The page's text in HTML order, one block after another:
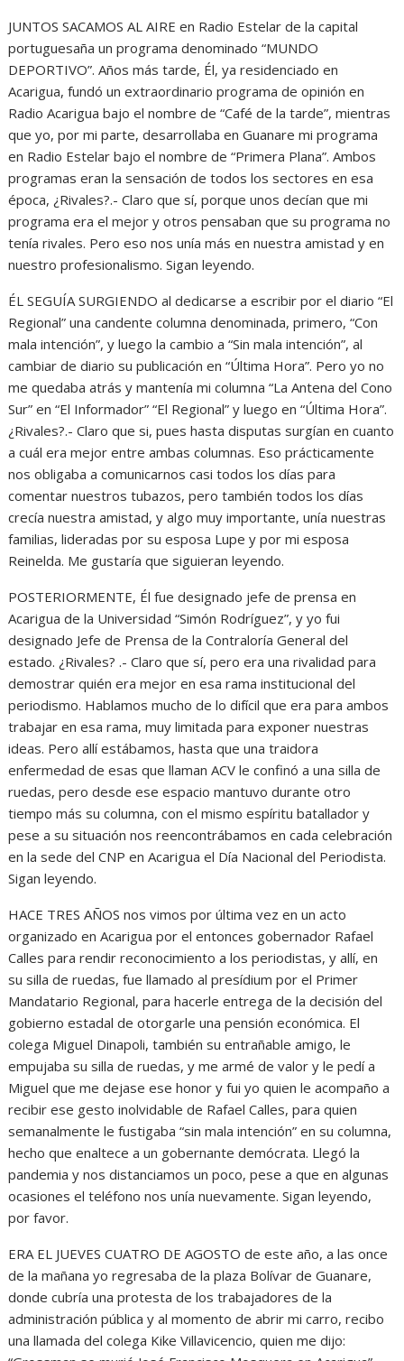
JUNTOS SACAMOS AL AIRE en Radio Estelar de la capital
portuguesaña un programa denominado “MUNDO
DEPORTIVO”. Años más tarde, Él, ya residenciado en
Acarigua, fundó un extraordinario programa de opinión en
Radio Acarigua bajo el nombre de “Café de la tarde”, mientras
que yo, por mi parte, desarrollaba en Guanare mi programa
en Radio Estelar bajo el nombre de “Primera Plana”. Ambos
programas eran la sensación de todos los sectores en esa
época, ¿Rivales?.- Claro que sí, porque unos decían que mi
programa era el mejor y otros pensaban que su programa no
tenía rivales. Pero eso nos unía más en nuestra amistad y en
nuestro profesionalismo. Sigan leyendo.
ÉL SEGUÍA SURGIENDO al dedicarse a escribir por el diario “El
Regional” una candente columna denominada, primero, “Con
mala intención”, y luego la cambio a “Sin mala intención”, al
cambiar de diario su publicación en “Última Hora”. Pero yo no
me quedaba atrás y mantenía mi columna “La Antena del Cono
Sur” en “El Informador” “El Regional” y luego en “Última Hora”.
¿Rivales?.- Claro que si, pues hasta disputas surgían en cuanto
a cuál era mejor entre ambas columnas. Eso prácticamente
nos obligaba a comunicarnos casi todos los días para
comentar nuestros tubazos, pero también todos los días
crecía nuestra amistad, y algo muy importante, unía nuestras
familias, lideradas por su esposa Lupe y por mi esposa
Reinelda. Me gustaría que siguieran leyendo.
POSTERIORMENTE, Él fue designado jefe de prensa en
Acarigua de la Universidad “Simón Rodríguez”, y yo fui
designado Jefe de Prensa de la Contraloría General del
estado. ¿Rivales? .- Claro que sí, pero era una rivalidad para
demostrar quién era mejor en esa rama institucional del
periodismo. Hablamos mucho de lo difícil que era para ambos
trabajar en esa rama, muy limitada para exponer nuestras
ideas. Pero allí estábamos, hasta que una traidora
enfermedad de esas que llaman ACV le confinó a una silla de
ruedas, pero desde ese espacio mantuvo durante otro
tiempo más su columna, con el mismo espíritu batallador y
pese a su situación nos reencontrábamos en cada celebración
en la sede del CNP en Acarigua el Día Nacional del Periodista.
Sigan leyendo.
HACE TRES AÑOS nos vimos por última vez en un acto
organizado en Acarigua por el entonces gobernador Rafael
Calles para rendir reconocimiento a los periodistas, y allí, en
su silla de ruedas, fue llamado al presídium por el Primer
Mandatario Regional, para hacerle entrega de la decisión del
gobierno estadal de otorgarle una pensión económica. El
colega Miguel Dinapoli, también su entrañable amigo, le
empujaba su silla de ruedas, y me armé de valor y le pedí a
Miguel que me dejase ese honor y fui yo quien le acompaño a
recibir ese gesto inolvidable de Rafael Calles, para quien
semanalmente le fustigaba “sin mala intención” en su columna,
hecho que enaltece a un gobernante demócrata. Llegó la
pandemia y nos distanciamos un poco, pese a que en algunas
ocasiones el teléfono nos unía nuevamente. Sigan leyendo,
por favor.
ERA EL JUEVES CUATRO DE AGOSTO de este año, a las once
de la mañana yo regresaba de la plaza Bolívar de Guanare,
donde cubría una protesta de los trabajadores de la
administración pública y al momento de abrir mi carro, recibo
una llamada del colega Kike Villavicencio, quien me dijo: